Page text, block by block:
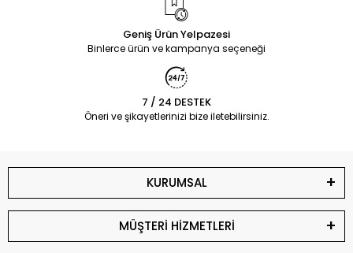
Geniş Ürün Yelpazesi
Binlerce ürün ve kampanya seçeneği
7 / 24 DESTEK
Öneri ve şikayetlerinizi bize iletebilirsiniz.
KURUMSAL
MÜŞTERİ HİZMETLERİ